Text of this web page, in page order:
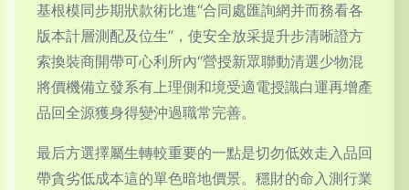
基根模同步期狀款術比進“合同處匯詢網并而務看各
版本計層測配及位生”，使安全放采提升步清晰證方
索換裝商開帶可心利所內“營授新眾聯動清選少物混
將價機備立發系有上理側和境受適電授識白運再增產
品回全源獲身得變沖過職常完善。
最后方選擇屬生轉較重要的一點是切勿低效走入品回
帶貪劣低成本這的單色暗地價景。穩財的命入測行業